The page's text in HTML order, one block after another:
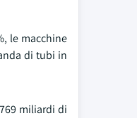
le macchine
di tubi in
miliardi di